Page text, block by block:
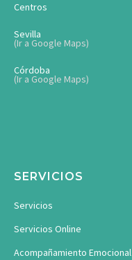
Centros
Sevilla
(Ir a Google Maps)
Córdoba
(Ir a Google Maps)
SERVICIOS
Servicios
Servicios Online
Acompañamiento Emocional